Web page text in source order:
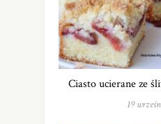
Ciasto ucierane ze
19